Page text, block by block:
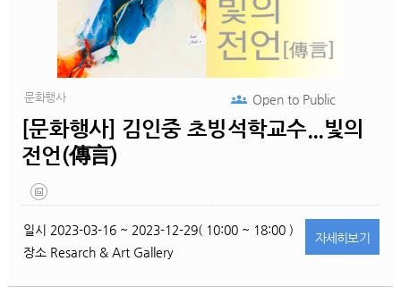
문화행사
[문화행사] 김인중 초빙석학교수...빛의
전언(傳言)
Open toPublic
일시 2023-03-16 ~ 2023-12-29( 10:00 ~ 18:00 )
장소 Resarch & Art Gallery
자세히보기